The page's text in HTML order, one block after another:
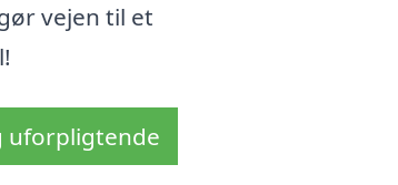
vejen til et
uforpligtende